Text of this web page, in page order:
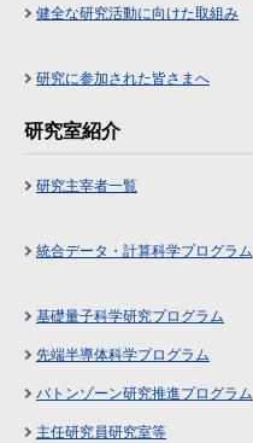
健全な研究活動に向けた取組み
研究に参加された皆さまへ
研究室紹介
研究主宰者一覧
統合データ・計算科学プログラム
基礎量子科学研究プログラム
先端半導体科学プログラム
バトンゾーン研究推進プログラム
主任研究員研究室等